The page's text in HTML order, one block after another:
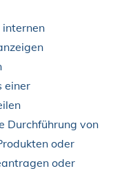
einer
Durchführung von
oder
oder